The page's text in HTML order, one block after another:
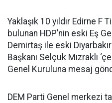
Yaklaşık 10 yıldır Edirne
bulunan HDP’nin eski Eş
Demirtaş ile eski
Başkanı Selçuk Mızraklı
Genel Kuruluna mesaj
DEM Parti Genel merkezi